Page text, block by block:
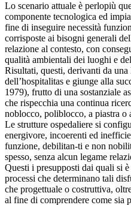
Lo scenario attuale è perlopiù
componente tecnologica ed
fine di inseguire necessità
corrisposte ai bisogni generali
relazione al contesto, con
qualità ambientali dei luoghi e
Risultati, questi, derivanti da
dell’hospitalitas e giunge alla
1979), frutto di una sostanziale
che rispecchia una continua
noblocco, poliblocco, a piastra o
Le strutture ospedaliere si
energivore, incoerenti ed
funzione, debilitan-ti e non
spesso, senza alcun legame
Questi i presupposti dai quali si
processi che determinano tali
che progettuale o costruttiva,
al fine di comprendere come sia